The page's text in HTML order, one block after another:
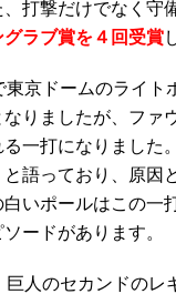
打撃だけでなく守
グラブ賞を４回受賞
東京ドームのライト
りましたが、ファ
一打になりました
と語っており、原因
いポールはこの一
ードがあります。
巨人のセカンドのレ